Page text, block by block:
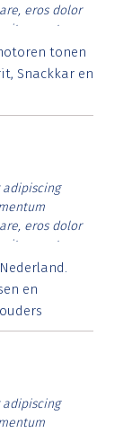
eros dolor
erat.
lorem
posuere.
tonen
Snackkar en
eros dolor
erat.
lorem
posuere.
en